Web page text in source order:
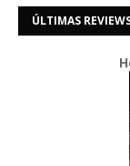
ÚLTIMAS